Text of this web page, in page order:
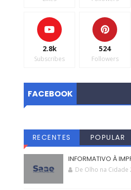
2.8k
Subscribes
524
Followers
FACEBOOK
RECENTES POPULAR
INFORMATIVO À
De Olho na Cidade